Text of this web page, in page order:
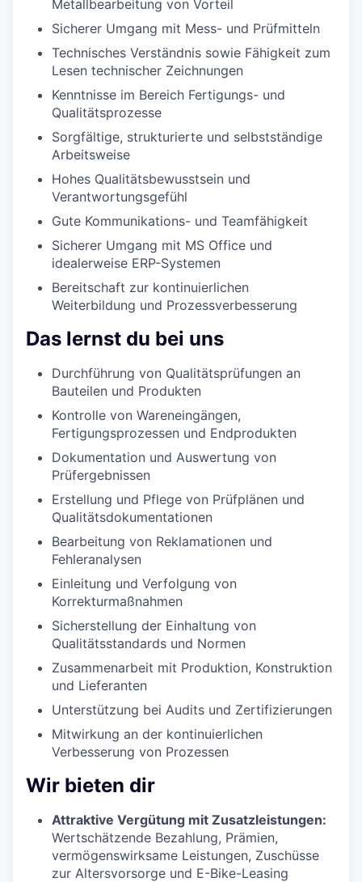
Metallbearbeitung von Vorteil
Sicherer Umgang mit Mess- und Prüfmitteln
Technisches Verständnis sowie Fähigkeit zum
Lesen technischer Zeichnungen
Kenntnisse im Bereich Fertigungs- und
Qualitätsprozesse
Sorgfältige, strukturierte und selbstständige
Arbeitsweise
Hohes Qualitätsbewusstsein und
Verantwortungsgefühl
Gute Kommunikations- und Teamfähigkeit
Sicherer Umgang mit MS Office und
idealerweise ERP-Systemen
Bereitschaft zur kontinuierlichen
Weiterbildung und Prozessverbesserung
Das lernst du bei uns
Durchführung von Qualitätsprüfungen an
Bauteilen und Produkten
Kontrolle von Wareneingängen,
Fertigungsprozessen und Endprodukten
Dokumentation und Auswertung von
Prüfergebnissen
Erstellung und Pflege von Prüfplänen und
Qualitätsdokumentationen
Bearbeitung von Reklamationen und
Fehleranalysen
Einleitung und Verfolgung von
Korrekturmaßnahmen
Sicherstellung der Einhaltung von
Qualitätsstandards und Normen
Zusammenarbeit mit Produktion, Konstruktion
und Lieferanten
Unterstützung bei Audits und Zertifizierungen
Mitwirkung an der kontinuierlichen
Verbesserung von Prozessen
Wir bieten dir
Attraktive Vergütung mit Zusatzleistungen:
Wertschätzende Bezahlung, Prämien,
vermögenswirksame Leistungen, Zuschüsse
zur Altersvorsorge und E-Bike-Leasing